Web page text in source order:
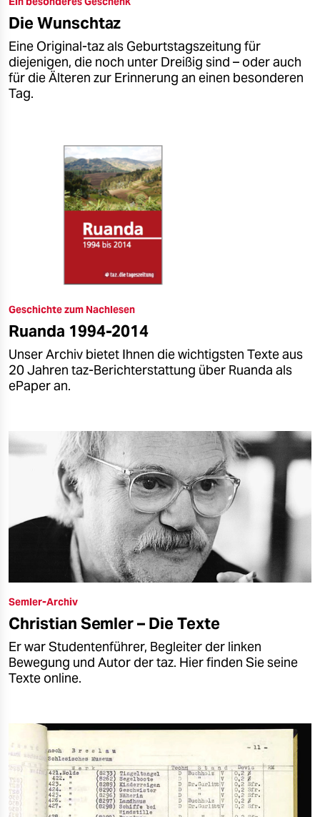
epaper login
Die Wunschtaz
Eine Original-taz als Geburtstagszeitung für
diejenigen, die noch unter Dreißig sind – oder auch
für die Älteren zur Erinnerung an einen besonderen
Tag.
Geschichte zum Nachlesen
Ruanda 1994-2014
Unser Archiv bietet Ihnen die wichtigsten Texte aus
20 Jahren taz-Berichterstattung über Ruanda als
ePaper an.
Semler-Archiv
Christian Semler – Die Texte
Er war Studentenführer, Begleiter der linken
Bewegung und Autor der taz. Hier finden Sie seine
Texte online.